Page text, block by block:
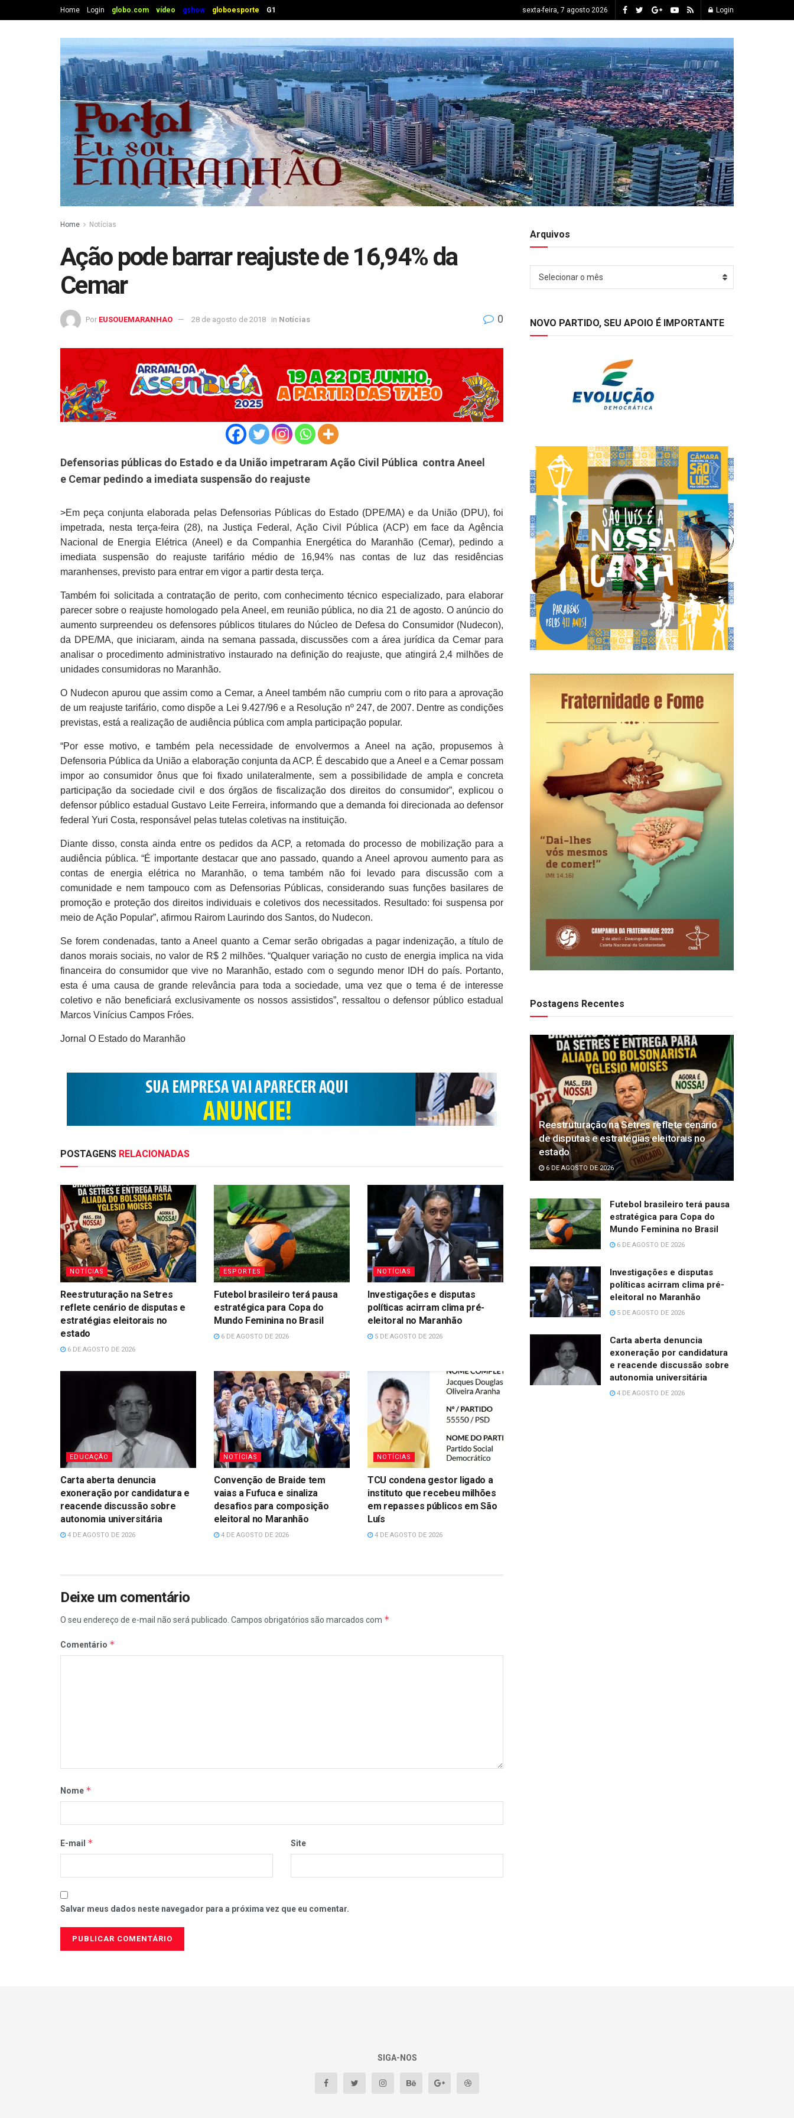
Home Login globo.com vídeo gshow globoesporte G1 sexta-feira, 7 agosto 2026 Login
Home Notícias
Ação pode barrar reajuste de 16,94% da
Cemar
Por EUSOUEMARANHAO 28 de agosto de 2018 in Notícias 0
Defensorias públicas do Estado e da União impetraram Ação Civil Pública contra Aneel
e Cemar pedindo a imediata suspensão do reajuste
>Em peça conjunta elaborada pelas Defensorias Públicas do Estado (DPE/MA) e da União (DPU), foi
impetrada, nesta terça-feira (28), na Justiça Federal, Ação Civil Pública (ACP) em face da Agência
Nacional de Energia Elétrica (Aneel) e da Companhia Energética do Maranhão (Cemar), pedindo a
imediata suspensão do reajuste tarifário médio de 16,94% nas contas de luz das residências
maranhenses, previsto para entrar em vigor a partir desta terça.
Também foi solicitada a contratação de perito, com conhecimento técnico especializado, para elaborar
parecer sobre o reajuste homologado pela Aneel, em reunião pública, no dia 21 de agosto. O anúncio do
aumento surpreendeu os defensores públicos titulares do Núcleo de Defesa do Consumidor (Nudecon),
da DPE/MA, que iniciaram, ainda na semana passada, discussões com a área jurídica da Cemar para
analisar o procedimento administrativo instaurado na definição do reajuste, que atingirá 2,4 milhões de
unidades consumidoras no Maranhão.
O Nudecon apurou que assim como a Cemar, a Aneel também não cumpriu com o rito para a aprovação
de um reajuste tarifário, como dispõe a Lei 9.427/96 e a Resolução nº 247, de 2007. Dentre as condições
previstas, está a realização de audiência pública com ampla participação popular.
“Por esse motivo, e também pela necessidade de envolvermos a Aneel na ação, propusemos à
Defensoria Pública da União a elaboração conjunta da ACP. É descabido que a Aneel e a Cemar possam
impor ao consumidor ônus que foi fixado unilateralmente, sem a possibilidade de ampla e concreta
participação da sociedade civil e dos órgãos de fiscalização dos direitos do consumidor”, explicou o
defensor público estadual Gustavo Leite Ferreira, informando que a demanda foi direcionada ao defensor
federal Yuri Costa, responsável pelas tutelas coletivas na instituição.
Diante disso, consta ainda entre os pedidos da ACP, a retomada do processo de mobilização para a
audiência pública. “É importante destacar que ano passado, quando a Aneel aprovou aumento para as
contas de energia elétrica no Maranhão, o tema também não foi levado para discussão com a
comunidade e nem tampouco com as Defensorias Públicas, considerando suas funções basilares de
promoção e proteção dos direitos individuais e coletivos dos necessitados. Resultado: foi suspensa por
meio de Ação Popular”, afirmou Rairom Laurindo dos Santos, do Nudecon.
Se forem condenadas, tanto a Aneel quanto a Cemar serão obrigadas a pagar indenização, a título de
danos morais sociais, no valor de R$ 2 milhões. “Qualquer variação no custo de energia implica na vida
financeira do consumidor que vive no Maranhão, estado com o segundo menor IDH do país. Portanto,
esta é uma causa de grande relevância para toda a sociedade, uma vez que o tema é de interesse
coletivo e não beneficiará exclusivamente os nossos assistidos”, ressaltou o defensor público estadual
Marcos Vinícius Campos Fróes.
Jornal O Estado do Maranhão
POSTAGENS RELACIONADAS
NOTÍCIAS
Reestruturação na Setres
reflete cenário de disputas e
estratégias eleitorais no
estado
6 DE AGOSTO DE 2026
ESPORTES
Futebol brasileiro terá pausa
estratégica para Copa do
Mundo Feminina no Brasil
6 DE AGOSTO DE 2026
NOTÍCIAS
Investigações e disputas
políticas acirram clima pré-
eleitoral no Maranhão
5 DE AGOSTO DE 2026
EDUCAÇÃO
Carta aberta denuncia
exoneração por candidatura e
reacende discussão sobre
autonomia universitária
4 DE AGOSTO DE 2026
NOTÍCIAS
Convenção de Braide tem
vaias a Fufuca e sinaliza
desafios para composição
eleitoral no Maranhão
4 DE AGOSTO DE 2026
NOTÍCIAS
TCU condena gestor ligado a
instituto que recebeu milhões
em repasses públicos em São
Luís
4 DE AGOSTO DE 2026
Deixe um comentário
O seu endereço de e-mail não será publicado. Campos obrigatórios são marcados com *
Comentário *
Nome *
E-mail * Site
Salvar meus dados neste navegador para a próxima vez que eu comentar.
Arquivos
Selecionar o mês
NOVO PARTIDO, SEU APOIO É IMPORTANTE
Postagens Recentes
Reestruturação na Setres reflete cenário
de disputas e estratégias eleitorais no
estado
6 DE AGOSTO DE 2026
Futebol brasileiro terá pausa
estratégica para Copa do
Mundo Feminina no Brasil
6 DE AGOSTO DE 2026
Investigações e disputas
políticas acirram clima pré-
eleitoral no Maranhão
5 DE AGOSTO DE 2026
Carta aberta denuncia
exoneração por candidatura
e reacende discussão sobre
autonomia universitária
4 DE AGOSTO DE 2026
SIGA-NOS